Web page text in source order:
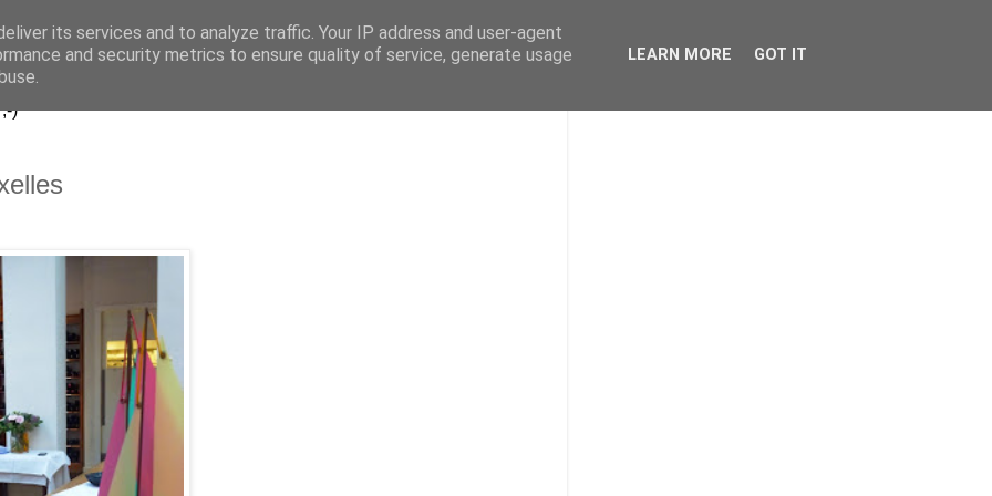
)
its services and to analyze traffic. Your IP address and user-agent
and security metrics to ensure quality of service, generate usage
LEARN MORE GOT IT